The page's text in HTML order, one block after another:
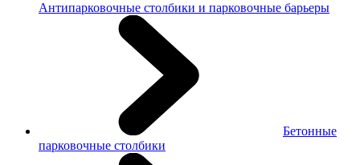
Антипарковочные столбики и парковочные барьеры
Бетонные
парковочные столбики